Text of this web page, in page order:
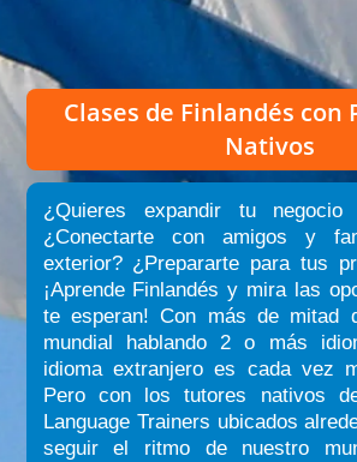
Clases de Finlandés con
Nativos
¿Quieres expandir tu negocio
¿Conectarte con amigos y
exterior? ¿Prepararte para tus
¡Aprende Finlandés y mira las
te esperan! Con más de mitad
mundial hablando 2 o más
idioma extranjero es cada vez
Pero con los tutores nativos
Language Trainers ubicados
seguir el ritmo de nuestro